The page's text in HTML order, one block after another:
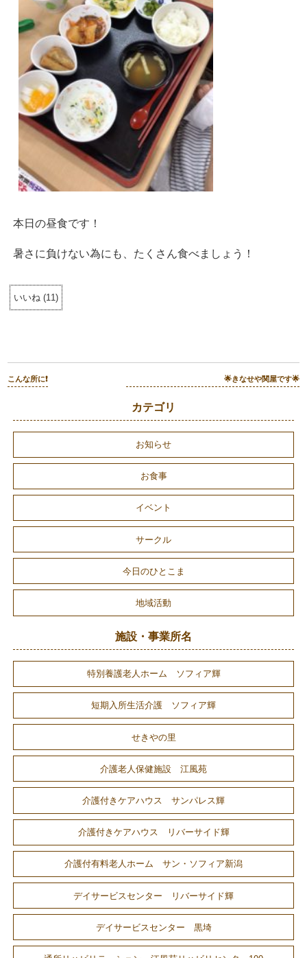
本日の昼食です！
暑さに負けない為にも、たくさん食べましょう！
いいね (11)
こんな所に❗ 🌟きなせや関屋です🌟
カテゴリ
お知らせ
お食事
イベント
サークル
今日のひとこま
地域活動
施設・事業所名
特別養護老人ホーム ソフィア輝
短期入所生活介護 ソフィア輝
せきやの里
介護老人保健施設 江風苑
介護付きケアハウス サンパレス輝
介護付きケアハウス リバーサイド輝
介護付有料老人ホーム サン・ソフィア新潟
デイサービスセンター リバーサイド輝
デイサービスセンター 黒埼